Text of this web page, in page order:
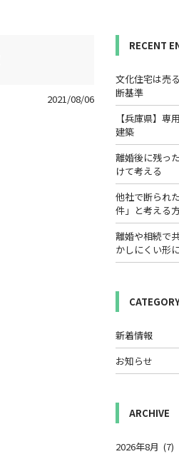
2021/08/06
RECENT
文化住宅は売
断基準
【兵庫県】
建築
離婚後に残っ
けて考える
他社で断られ
件」と考える
離婚や相続で
かしにくい形
新着情報
お知らせ
ARCHIVE
2026年8月 (7)